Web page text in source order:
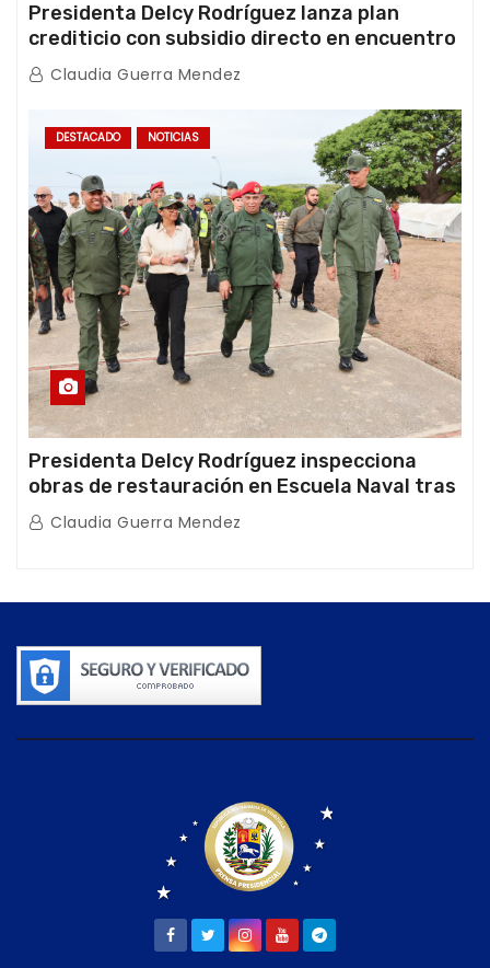
Presidenta Delcy Rodríguez lanza plan
crediticio con subsidio directo en encuentro
con Juntas de Condominio
Claudia Guerra Mendez
DESTACADO NOTICIAS
Presidenta Delcy Rodríguez inspecciona
obras de restauración en Escuela Naval tras
afectaciones sísmicas en La Guaira
Claudia Guerra Mendez